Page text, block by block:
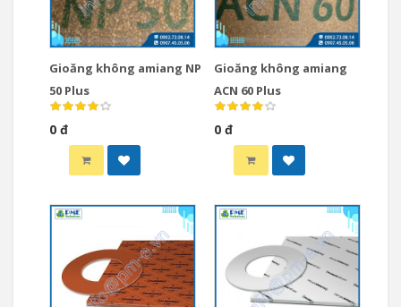
Gioăng không amiang NP
50 Plus
0 đ
Gioăng không amiang
ACN 60 Plus
0 đ